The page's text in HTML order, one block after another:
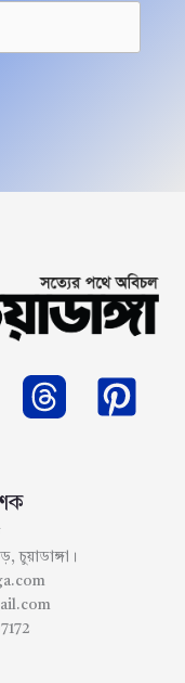
চুয়াডাঙ্গা।